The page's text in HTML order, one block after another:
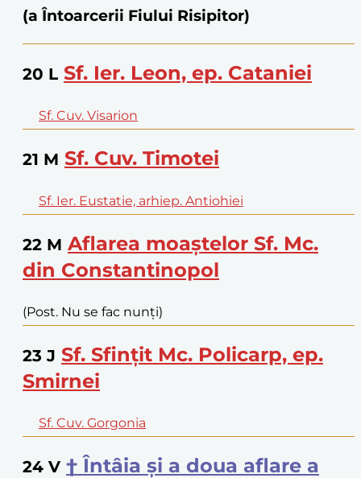
(a Întoarcerii Fiului Risipitor)
20 L Sf. Ier. Leon, ep. Cataniei
Sf. Cuv. Visarion
21 M Sf. Cuv. Timotei
Sf. Ier. Eustatie, arhiep. Antiohiei
22 M Aflarea moaștelor Sf. Mc.
din Constantinopol
(Post. Nu se fac nunți)
23 J Sf. Sfințit Mc. Policarp, ep.
Smirnei
Sf. Cuv. Gorgonia
24 V † Întâia și a doua aflare a